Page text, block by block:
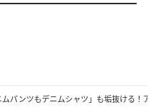
パンツもデニムシャツ」も垢抜ける！